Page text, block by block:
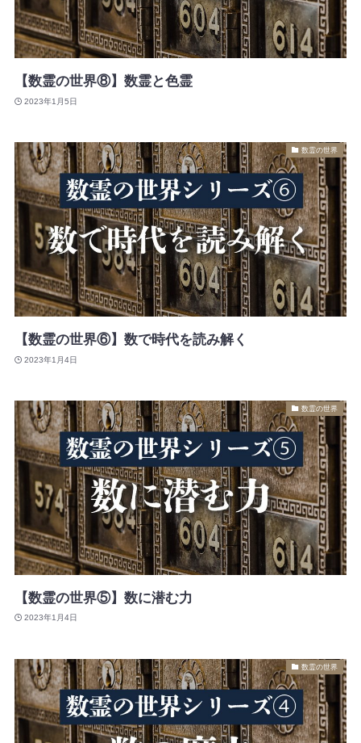
【数霊の世界⑧】数霊と色霊
2023年1月5日
数霊の世界
【数霊の世界⑥】数で時代を読み解く
2023年1月4日
数霊の世界
【数霊の世界⑤】数に潜む力
2023年1月4日
数霊の世界